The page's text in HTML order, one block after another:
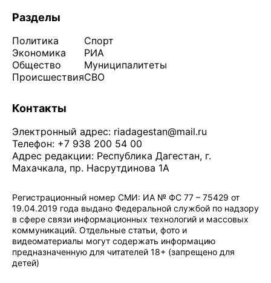
Разделы
Политика
Экономика
Общество
Происшествия
Спорт
РИА
Муниципалитеты
СВО
Контакты
Электронный адрес: riadagestan@mail.ru
Телефон: +7 938 200 54 00
Адрес редакции: Республика Дагестан, г.
Махачкала, пр. Насрутдинова 1А
Регистрационный номер СМИ: ИА № ФС 77 – 75429 от
19.04.2019 года выдано Федеральной службой по надзору
в сфере связи информационных технологий и массовых
коммуникаций. Отдельные статьи, фото и
видеоматериалы могут содержать информацию
предназначенную для читателей 18+ (запрещено для
детей)